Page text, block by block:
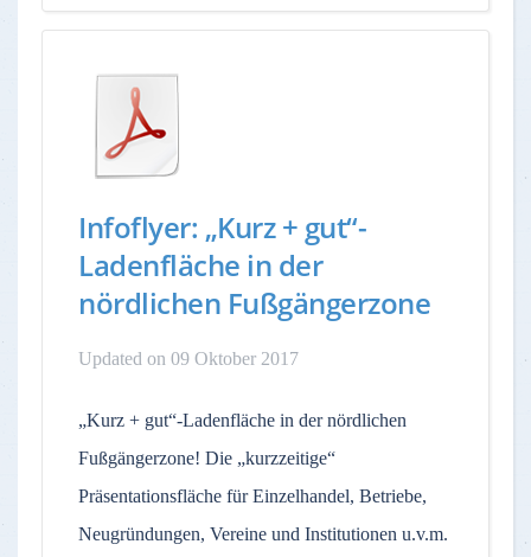
Infoflyer: „Kurz + gut“-
Ladenfläche in der
nördlichen Fußgängerzone
Updated on 09 Oktober 2017
„Kurz + gut“-Ladenfläche in der nördlichen
Fußgängerzone! Die „kurzzeitige“
Präsentationsfläche für Einzelhandel, Betriebe,
Neugründungen, Vereine und Institutionen u.v.m.